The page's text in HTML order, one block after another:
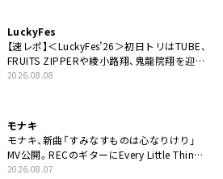
LuckyFes
【速レポ】＜LuckyFes’26＞初日トリはTUBE、
FRUITS ZIPPERや綾小路翔、鬼龍院翔を迎え
た豪華コラボも「知ってたらぜひ一緒に歌っ
2026.08.08
モナキ
モナキ、新曲「すみなすものは心なりけり」
MV公開。RECのギターにEvery Little Thing・
伊藤一朗参加も
2026.08.07